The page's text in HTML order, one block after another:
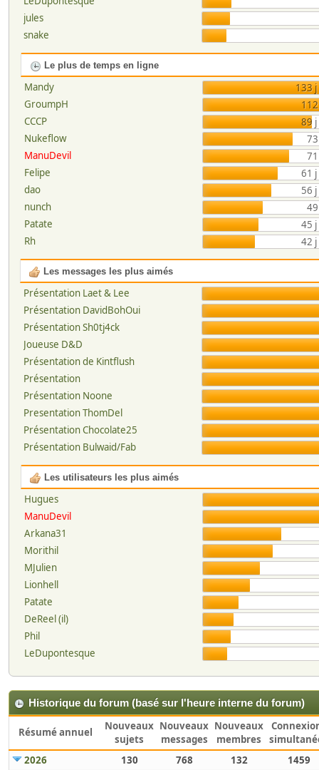
jules
snake
Le plus de temps en ligne
Mandy
133 j
GroumpH
CCCP
89 j
Nukeflow
ManuDevil
Felipe
61 j
dao
56
nunch
Patate
45 j
Rh
42 j
Les messages les plus aimés
Présentation Laet & Lee
Présentation DavidBohOui
Présentation Sh0tj4ck
Joueuse D&D
Présentation de Kintflush
Présentation
Présentation Noone
Presentation ThomDel
Présentation Chocolate25
Présentation Bulwaid/Fab
Les utilisateurs les plus aimés
Hugues
ManuDevil
Arkana31
Morithil
MJulien
Lionhell
Patate
DeReel (il)
Phil
LeDupontesque
Historique du forum (basé sur l'heure interne du forum)
Résumé annuel
Nouveaux
sujets
Nouveaux
messages
Nouveaux
membres
2026
130 768 132
1459